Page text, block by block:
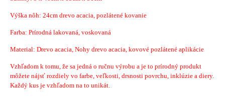
Výška nôh: 24cm drevo acacia, pozlátené kovanie
Farba: Prírodná lakovaná, voskovaná
Material: Drevo acacia, Nohy drevo acacia, kovové pozlátené aplikácie
Vzhľadom k tomu, že sa jedná o ručnu výrobu a je to prírodný produkt
môžete nájsť rozdiely vo farbe, veľkosti, drsnosti povrchu, inklúzie a diery.
Každý kus je vzhľadom na to unikát.